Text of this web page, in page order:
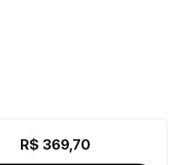
R$ 369,70